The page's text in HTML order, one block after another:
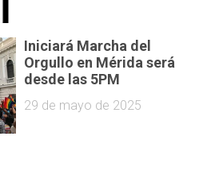
Iniciará Marcha del
Orgullo en Mérida será
desde las 5PM
29 de mayo de 2025